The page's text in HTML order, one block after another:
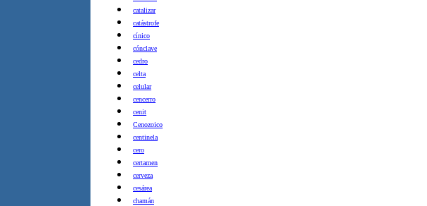
catalizar
catástrofe
cínico
cónclave
cedro
celta
celular
cencerro
cenit
Cenozoico
centinela
cero
certamen
cerveza
cesárea
chamán